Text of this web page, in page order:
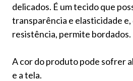
delicados. É um tecido que
transparência e elasticidade
resistência, permite bordados.
A cor do produto pode sofrer
e a tela.